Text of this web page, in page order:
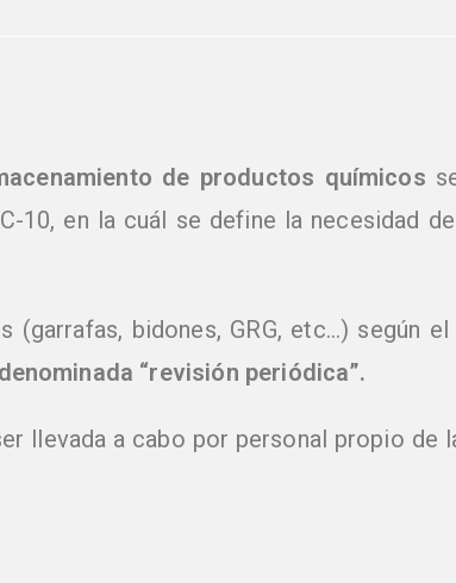
de productos químicos
10, en la cuál se define la necesidad
bidones, GRG, etc…) según el
“revisión periódica”.
llevada a cabo por personal propio de